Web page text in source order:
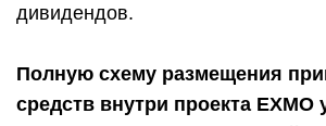
дивидендов.
Полную схему размещения
средств внутри проекта EXMO